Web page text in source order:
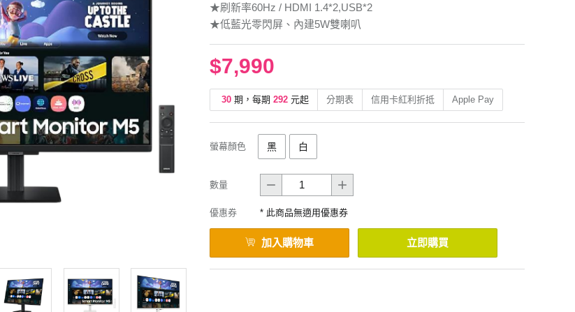
★刷新率60Hz / HDMI 1.4*2,USB*2
★低藍光零閃屏、內建5W雙喇叭
$7,990
30 期，每期 292 元起 分期表 信用卡紅利折抵 Apple Pay
螢幕顏色 黑 白
數量
優惠券 * 此商品無適用優惠券
加入購物車 立即購買